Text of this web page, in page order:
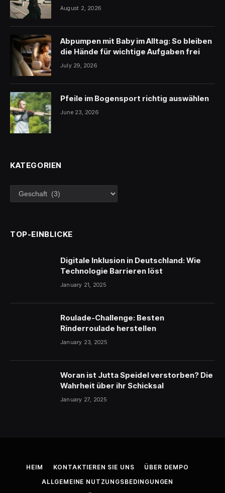
August 2, 2026
Abpumpen mit Baby im Alltag: So bleiben
die Hände für wichtige Aufgaben frei
July 29, 2026
Pfeile im Bogensport richtig auswählen
June 23, 2026
KATEGORIEN
Kategorien
TOP-EINBLICKE
Digitale Inklusion in Deutschland: Wie
Technologie Barrieren löst
January 21, 2025
Roulade-Challenge: Besten
Rinderroulade herstellen
January 23, 2025
Woran ist Jutta Speidel verstorben? Die
Wahrheit über ihr Schicksal
January 27, 2025
HEIM KONTAKTIEREN SIE UNS
ÜBER DEMPO
ALLGEMEINE NUTZUNGSBEDINGUNGEN